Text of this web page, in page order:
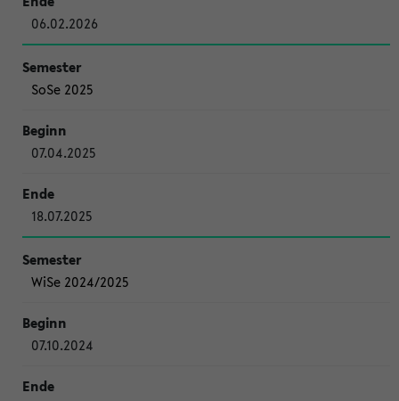
06.02.2026
SoSe 2025
07.04.2025
18.07.2025
WiSe 2024/2025
07.10.2024